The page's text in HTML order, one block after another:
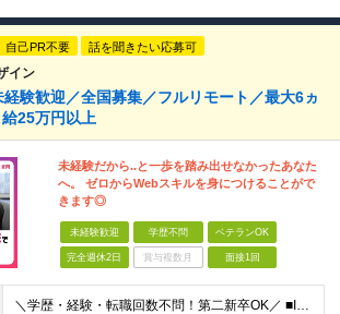
自己PR不要 話を聞きたい応募可
イン
験歓迎／全国募集／フルリモート／最大6ヵ
25万円以上
未経験だから..と一歩を踏み出せなかったあなた
へ。 ゼロからWebスキルを身につけることがで
きます◎
未経験歓迎 学歴不問 ベテランOK
完全週休2日 賞与複数月 面接1回
＼学歴・経験・転職回数不問！第二新卒OK／ ■IT・Web業界の仕事に興味がある方 ■将来を見据えて手に職をつけたい方 ★20〜30代が活躍中︕同年代の仲間と⼀緒に働きたいという⽅にもピッタリです ★